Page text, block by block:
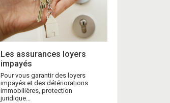
Les assurances loyers
impayés
Pour vous garantir des loyers
impayés et des détériorations
immobilières, protection
juridique...